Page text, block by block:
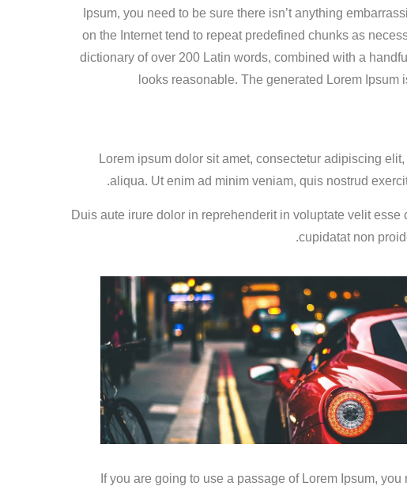
Ipsum, you need to be sure there isn’t anything
on the Internet tend to repeat predefined chunks as
dictionary of over 200 Latin words, combined with a
looks reasonable. The generated Lorem
1. Lorem ipsum dolor sit amet, consectetur adipiscing
aliqua. Ut enim ad minim veniam, quis nostrud
2. Duis aute irure dolor in reprehenderit in voluptate velit
cupidatat non
If you are going to use a passage of Lorem Ipsum,